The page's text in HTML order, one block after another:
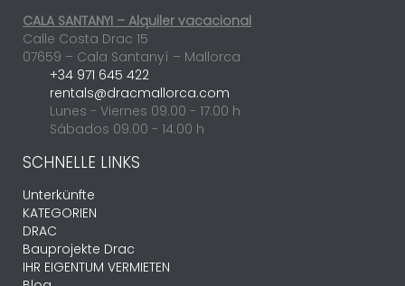
CALA SANTANYI – Alquiler vacacional
Calle Costa Drac 15
07659 – Cala Santanyí – Mallorca
+34 971 645 422
rentals@dracmallorca.com
Lunes - Viernes 09.00 - 17.00 h
Sábados 09.00 - 14.00 h
SCHNELLE LINKS
Unterkünfte
KATEGORIEN
DRAC
Bauprojekte Drac
IHR EIGENTUM VERMIETEN